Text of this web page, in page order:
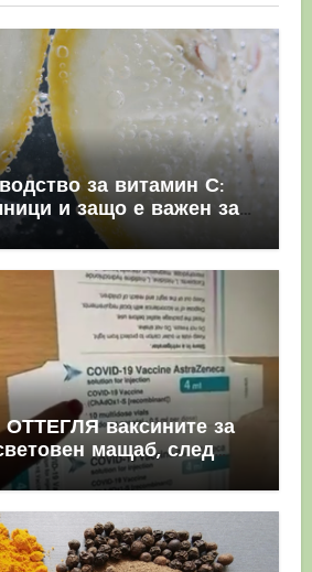
за витамин С:
и защо е важен за
ОТТЕГЛЯ ваксините за
мащаб, след
че те причиняват